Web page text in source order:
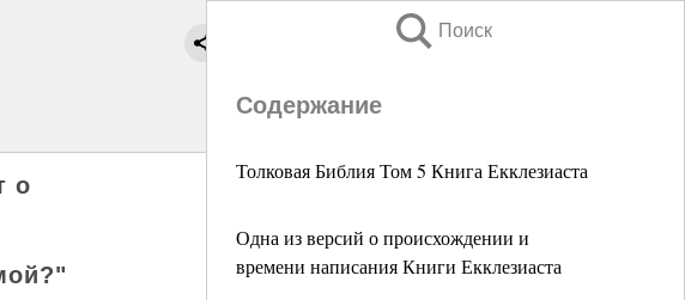
Поиск
Содержание
Толковая Библия Том 5 Книга Екклезиаста
Одна из версий о происхождении и
времени написания Книги Екклезиаста
о